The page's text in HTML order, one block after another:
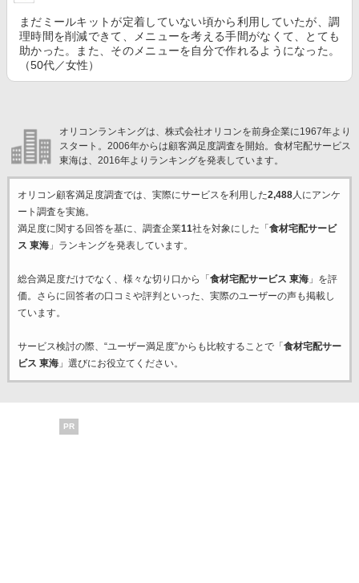
まだミールキットが定着していない頃から利用していたが、調
理時間を削減できて、メニューを考える手間がなくて、とても
助かった。また、そのメニューを自分で作れるようになった。
（50代／女性）
オリコンランキングは、株式会社オリコンを前身企業に1967年より
スタート。2006年からは顧客満足度調査を開始。食材宅配サービス
東海は、2016年よりランキングを発表しています。
オリコン顧客満足度調査では、実際にサービスを利用した2,488人にアンケ
ート調査を実施。
満足度に関する回答を基に、調査企業11社を対象にした「 食材宅配サービ
ス 東海」ランキングを発表しています。
総合満足度だけでなく、様々な切り口から「 食材宅配サービス 東海」を評
価。さらに回答者の口コミや評判といった、実際のユーザーの声も掲載し
ています。
サービス検討の際、“ユーザー満足度”からも比較することで「 食材宅配サー
ビス 東海」選びにお役立てください。
PR